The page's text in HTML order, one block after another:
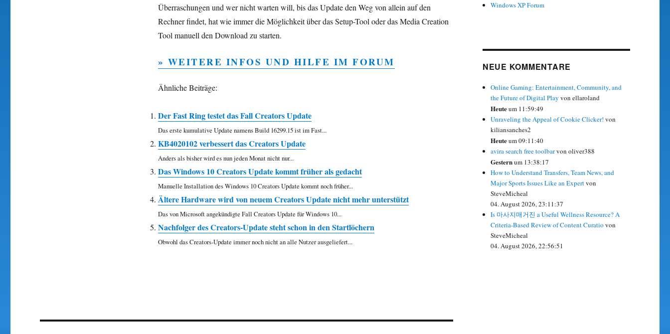
Überraschungen und wer nicht warten will, bis das Update den Weg von allein auf den
Rechner findet, hat wie immer die Möglichkeit über das Setup-Tool oder das Media Creation
Tool manuell den Download zu starten.
» WEITERE INFOS UND HILFE IM FORUM
Ähnliche Beiträge:
Der Fast Ring testet das Fall Creators Update
Das erste kumulative Update namens Build 16299.15 ist im Fast...
KB4020102 verbessert das Creators Update
Anders als bisher wird es nun jeden Monat nicht nur...
Das Windows 10 Creators Update kommt früher als gedacht
Manuelle Installation des Windows 10 Creators Update kommt noch früher...
Ältere Hardware wird von neuem Creators Update nicht mehr unterstützt
Das von Microsoft angekündigte Fall Creators Update für Windows 10...
Nachfolger des Creators-Update steht schon in den Startlöchern
Obwohl das Creators-Update immer noch nicht an alle Nutzer ausgeliefert...
Windows XP Forum
NEUE KOMMENTARE
Online Gaming: Entertainment, Community, and
the Future of Digital Play von ellaroland
Heuteum 11:59:49
Unraveling the Appeal of Cookie Clicker! von
kiliansanches2
Heuteum 09:11:40
avira search free toolbarvon oliver388
Gesternum 13:38:17
How to Understand Transfers, Team News, and
Major Sports Issues Like an Expertvon
SteveMicheal
04. August 2026, 23:11:37
Is 마사지매거진 a Useful Wellness Resource? A
Criteria-Based Review of Content Curatio von
SteveMicheal
04. August 2026, 22:56:51